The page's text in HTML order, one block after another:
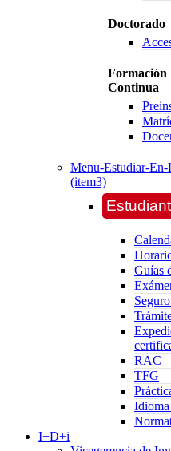
Doctorado
Formación
Continua
Menu-Estudiar-
(item3)
Guías
RAC
TFG
I+D+i